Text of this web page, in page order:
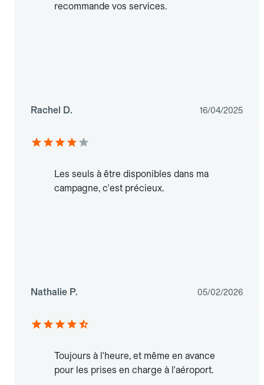
recommande vos services.
Rachel D. 16/04/2025
Les seuls à être disponibles dans ma
campagne, c'est précieux.
Nathalie P. 05/02/2026
Toujours à l'heure, et même en avance
pour les prises en charge à l'aéroport.